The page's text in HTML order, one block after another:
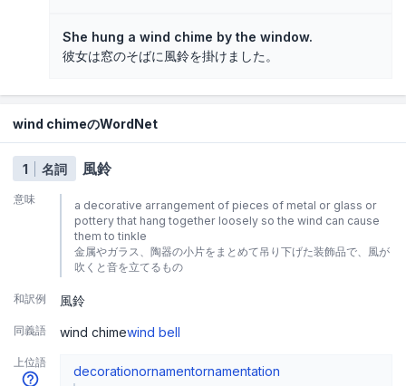
She hung a wind chime by the window.
彼女は窓のそばに風鈴を掛けました。
wind chimeのWordNet
1 名詞 風鈴
意味
a decorative arrangement of pieces of metal or glass or
pottery that hang together loosely so the wind can cause
them to tinkle
金属やガラス、陶器の小片をまとめて吊り下げた装飾品で、風が
吹くと音を立てるもの
和訳例 風鈴
同義語 wind chimewind bell
上位語
decorationornamentornamentation